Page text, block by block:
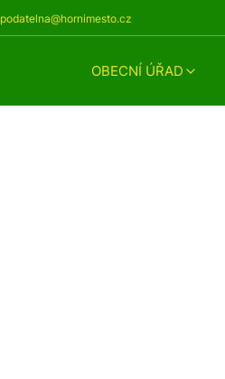
podatelna@hornimesto.cz
OBECNÍ ÚŘAD